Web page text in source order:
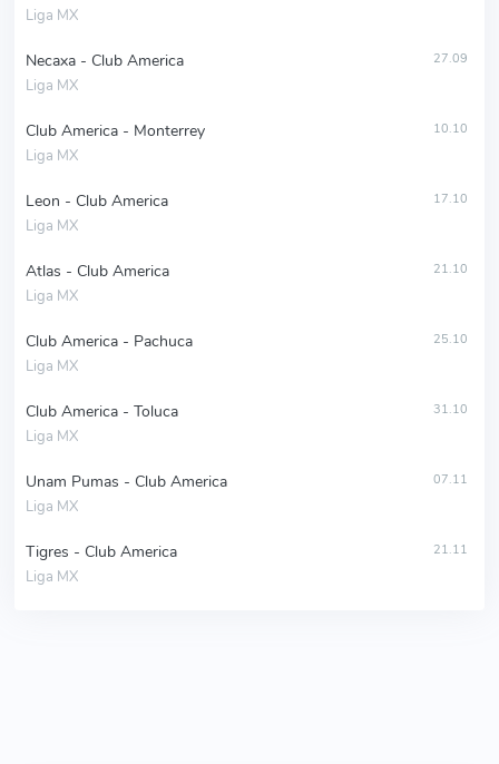
Liga MX
Necaxa - Club America
Liga MX
27.09
Club America - Monterrey
Liga MX
10.10
Leon - Club America
Liga MX
17.10
Atlas - Club America
Liga MX
21.10
Club America - Pachuca
Liga MX
25.10
Club America - Toluca
Liga MX
31.10
Unam Pumas - Club America
Liga MX
07.11
Tigres - Club America
Liga MX
21.11